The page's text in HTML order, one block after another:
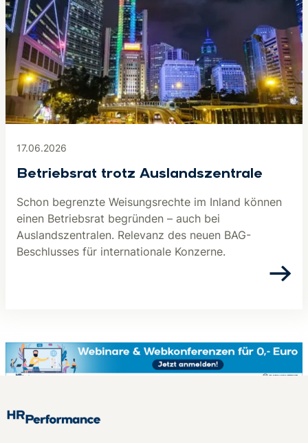
17.06.2026
Betriebsrat trotz Aus­lands­zen­tra­le
Schon begrenzte Weisungsrechte im Inland können
einen Betriebsrat begründen – auch bei
Auslandszentralen. Relevanz des neuen BAG-
Beschlusses für internationale Konzerne.